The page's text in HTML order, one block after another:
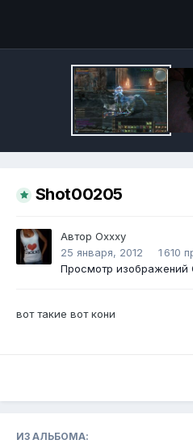
Shot00205
Автор Оххху
25 января, 2012
1 610
Просмотр изображений
вот такие вот кони
ИЗ АЛЬБОМА: